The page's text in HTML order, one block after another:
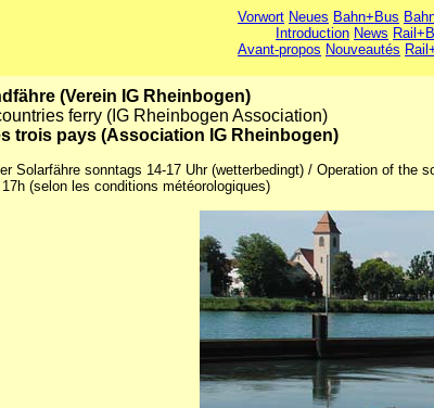
Vorwort Neues Bahn+Bus
Introduction News
Avant-propos Nouveautés
(Verein IG Rheinbogen)
ferry (IG Rheinbogen Association)
trois pays (Association IG Rheinbogen)
Solarfähre sonntags 14-17 Uhr (wetterbedingt) / Operation of
(selon les conditions météorologiques)